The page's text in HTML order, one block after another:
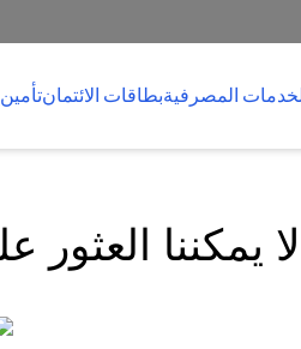
المصرفيةبطاقات الائتمانتأمين
يمكننا العثور